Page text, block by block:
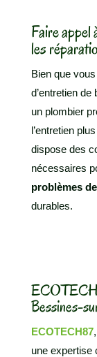
Faire appel
les
Bien que
d’entretien
un plombier
l’entretien
dispose des
nécessaires
problèmes
durables.
Bessines-
ECOTECH87
une expertise